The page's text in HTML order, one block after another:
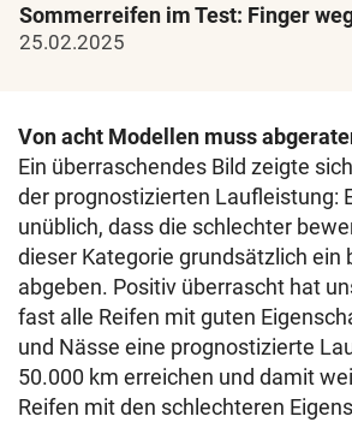
Sommerreifen im Test: Finger
25.02.2025
Von acht Modellen muss
Ein überraschendes Bild zeigte
der prognostizierten Laufleistung:
unüblich, dass die schlechter
dieser Kategorie grundsätzlich ein
abgeben. Positiv überrascht hat
fast alle Reifen mit guten
und Nässe eine prognostizierte
50.000 km erreichen und damit
Reifen mit den schlechteren